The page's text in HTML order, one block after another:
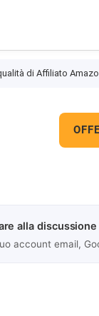
di Affiliato
alla discussione
account email,